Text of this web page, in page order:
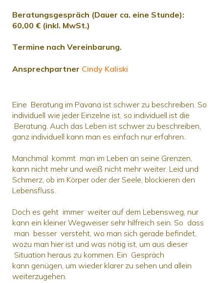
Beratungsgespräch (Dauer ca. eine Stunde):
60,00 € (inkl. MwSt.)
Termine nach Vereinbarung.
Ansprechpartner Cindy Kaliski
Eine Beratung im Pavana ist schwer zu beschreiben. So
individuell wie jeder Einzelne ist, so individuell ist die
Beratung. Auch das Leben ist schwer zu beschreiben,
ganz individuell kann man es einfach nur erfahren.
Manchmal kommt man im Leben an seine Grenzen,
kann nicht mehr und weiß nicht mehr weiter. Leid und
Schmerz, ob im Körper oder der Seele, blockieren den
Lebensfluss.
Doch es geht immer weiter auf dem Lebensweg, nur
kann ein kleiner Wegweiser sehr hilfreich sein. So dass
man besser versteht, wo man sich gerade befindet,
wozu man hier ist und was nötig ist, um aus dieser
Situation heraus zu kommen. Ein Gespräch
kann genügen, um wieder klarer zu sehen und allein
weiterzugehen.